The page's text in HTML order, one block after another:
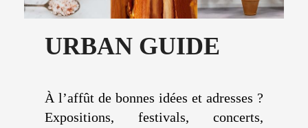
URBAN GUIDE
À l’affût de bonnes idées et adresses ?
Expositions, festivals, concerts,